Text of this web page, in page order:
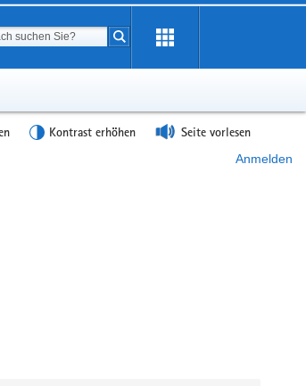
Suchbegriff
Suche starten
Kontrast erhöhen Seite vorlesen
Anmelden